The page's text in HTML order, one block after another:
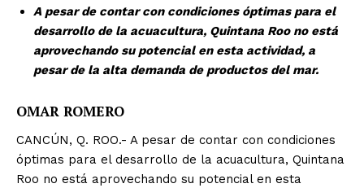
A pesar de contar con condiciones óptimas para el
desarrollo de la acuacultura, Quintana Roo no está
aprovechando su potencial en esta actividad, a
pesar de la alta demanda de productos del mar.
OMAR ROMERO
CANCÚN, Q. ROO.- A pesar de contar con condiciones
óptimas para el desarrollo de la acuacultura, Quintana
Roo no está aprovechando su potencial en esta